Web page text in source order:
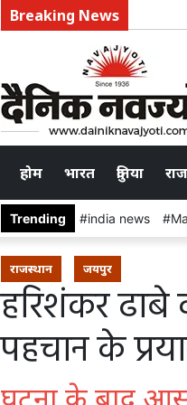
Breaking News
होम भारत दुनिया
Trending india news
राजस्थान जयपुर
हरिशंकर
पहचान के
घटना के बाद